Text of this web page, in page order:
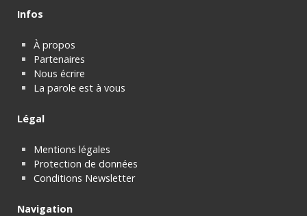
Infos
À propos
Partenaires
Nous écrire
La parole est à vous
Légal
Mentions légales
Protection de données
Conditions Newsletter
Navigation